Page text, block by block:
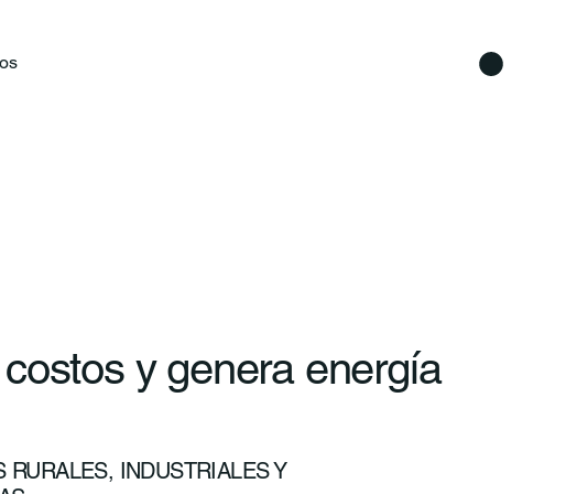
y genera energía
RURALES, INDUSTRIALES Y